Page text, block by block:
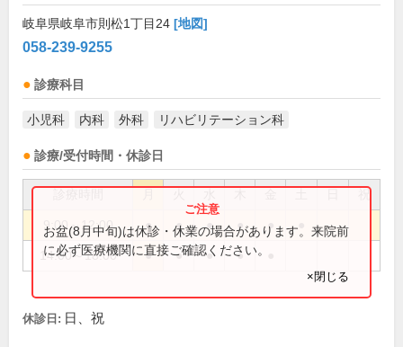
岐阜県岐阜市則松1丁目24 [地図]
058-239-9255
診療科目
小児科 内科 外科 リハビリテーション科
診療/受付時間・休診日
祝
9:00～12:00 ● ● ● ● ●
14:00～18:00 ● ● ● ●
お盆(8月中旬)は休診・休業の場合があります。来院前
に必ず医療機関に直接ご確認ください。
×閉じる
休診日: 日、祝